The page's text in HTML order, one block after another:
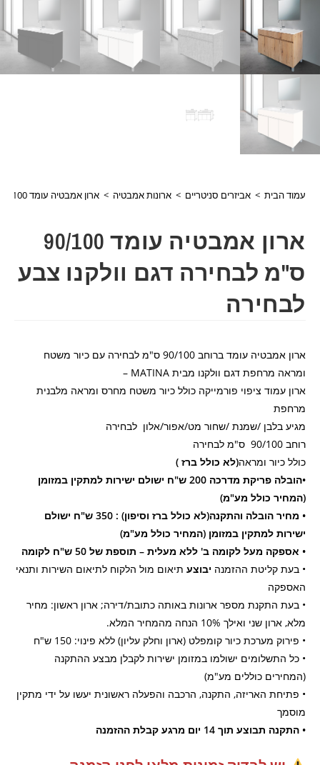
עמוד הבית > אביזרים סניטריים > ארונות אמבטיה > ארון אמבטיה עומד 90/100 ס"מ לבחירה דגם וולקנו צבע לבחירה
ארון אמבטיה עומד 90/100
ס"מ לבחירה דגם וולקנו צבע
לבחירה
ארון אמבטיה עומד ברוחב 90/100 ס"מ לבחירה עם כיור משטח
ומראה מרחפת דגם וולקנו מבית MATINA –
ארון עמוד ציפוי פורמייקה כולל כיור משטח מחרס ומראה מלבנית
מרחפת
מגיע בלבן /שמנת /שחור מט/אפור/אלון לבחירה
רוחב 90/100 ס"מ לבחירה
כולל כיור ומראה(לא כולל ברז )
•הובלה פריקת מדרכה 200 ש"ח ישולם ישירות למתקין במזומן
(המחיר כולל מע"מ)
• מחיר הובלה והתקנה(לא כולל ברז וסיפון) : 350 ש"ח ישולם
ישירות למתקין במזומן (המחיר כולל מע"מ)
• אספקה מעל לקומה ב' ללא מעלית – תוספת של 50 ש"ח לקומה
• בעת קליטת ההזמנה יבוצע תיאום מול הלקוח לתיאום השירות ותנאי
האספקה
• בעת התקנת מספר ארונות באותה כתובת/דירה; ארון ראשון: מחיר
מלא, ארון שני ואילך 10% הנחה מהמחיר המלא.
• פירוק מערכת כיור קומפלט (ארון וחלק עליון) ללא פינוי: 150 ש"ח
• כל התשלומים ישולמו במזומן ישירות לקבלן מבצע ההתקנה
(המחירים כוללים מע"מ)
• פתיחת האריזה, התקנה, הרכבה והפעלה ראשונית יעשו על ידי מתקין
מוסמך
• התקנה תבוצע תוך 14 יום מרגע קבלת ההזמנה